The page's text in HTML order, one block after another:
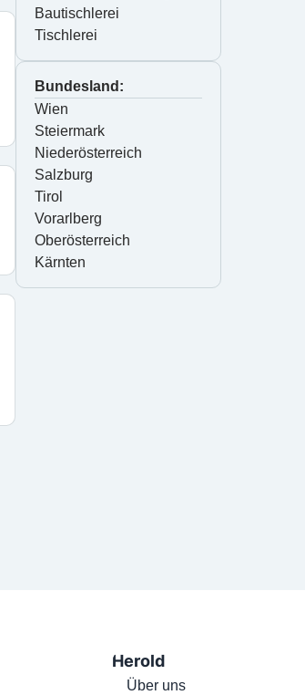
Bautischlerei
Tischlerei
Bundesland:
Wien
Steiermark
Niederösterreich
Salzburg
Tirol
Vorarlberg
Oberösterreich
Kärnten
Herold
Über uns